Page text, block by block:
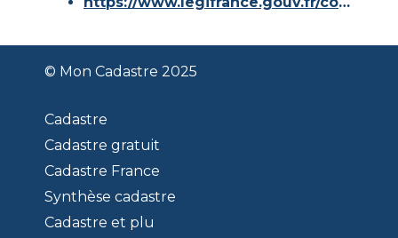
© Mon Cadastre 2025
Cadastre
Cadastre gratuit
Cadastre France
Synthèse cadastre
Cadastre et plu